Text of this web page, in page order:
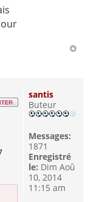
santis
Buteur
Messages:
1871
Enregistré
le: Dim Aoû
10, 2014
11:15 am